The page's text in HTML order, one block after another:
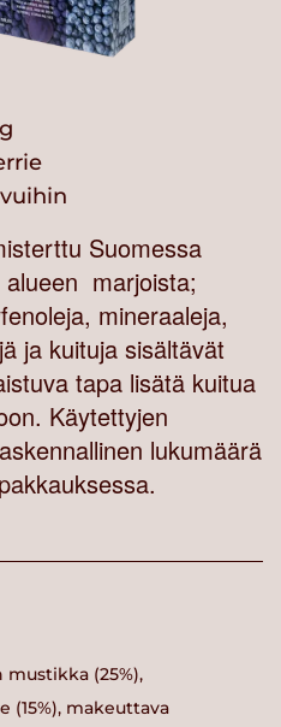
Suomessa
alueen marjoista;
mineraaleja,
ja kuituja sisältävät
tapa lisätä kuitua
Käytettyjen
lukumäärä
(25%),
(15%), makeuttava